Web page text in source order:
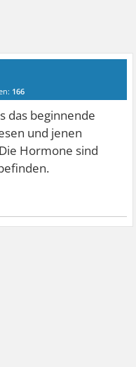
166
das beginnende
und jenen
Hormone sind